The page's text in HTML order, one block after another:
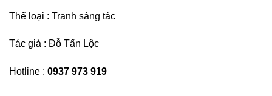
Thể loại : Tranh sáng tác
Tác giả : Đỗ Tấn Lộc
Hotline : 0937 973 919